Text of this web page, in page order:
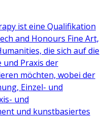
ist eine Qualifikation
and Honours Fine Art,
die sich auf die
Praxis der
möchten, wobei der
Einzel- und
und
und kunstbasiertes